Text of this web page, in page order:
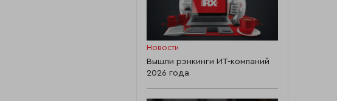
Новости
Вышли рэнкинги ИТ-компаний
2026 года